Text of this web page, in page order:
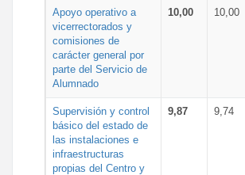
Apoyo operativo a
vicerrectorados y
comisiones de
carácter general por
parte del Servicio de
Alumnado
10,00 10,00
Supervisión y control
básico del estado de
las instalaciones e
infraestructuras
propias del Centro y
9,87 9,74